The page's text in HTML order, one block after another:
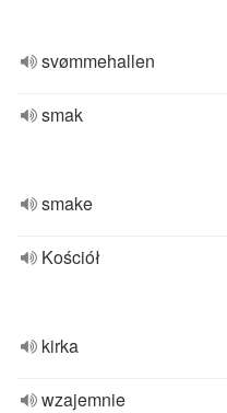
svømmehallen
smak
smake
Kościół
kirka
wzajemnie